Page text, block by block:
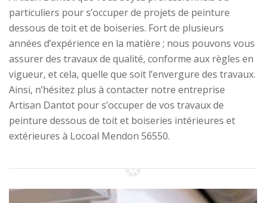
particuliers pour s’occuper de projets de peinture
dessous de toit et de boiseries. Fort de plusieurs
années d’expérience en la matière ; nous pouvons vous
assurer des travaux de qualité, conforme aux règles en
vigueur, et cela, quelle que soit l’envergure des travaux.
Ainsi, n’hésitez plus à contacter notre entreprise
Artisan Dantot pour s’occuper de vos travaux de
peinture dessous de toit et boiseries intérieures et
extérieures à Locoal Mendon 56550.